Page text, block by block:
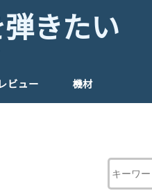
きたい
レビュー 機材